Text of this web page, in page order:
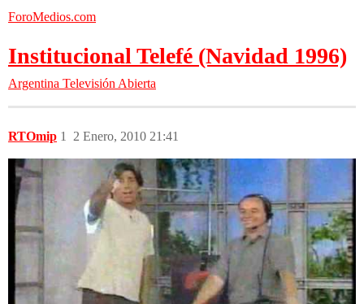
ForoMedios.com
Institucional Telefé (Navidad 1996)
Argentina Televisión Abierta
RTOmip 2 Enero, 2010 21:41
1